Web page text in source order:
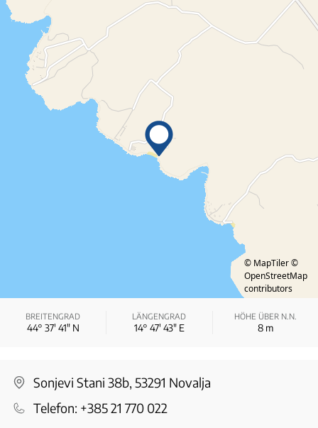
© MapTiler ©
OpenStreetMap
contributors
BREITENGRAD
44° 37′ 41″ N
LÄNGENGRAD
14° 47′ 43″ E
HÖHE ÜBER N.N.
8m
Sonjevi Stani 38b, 53291 Novalja
Telefon: +385 21 770 022